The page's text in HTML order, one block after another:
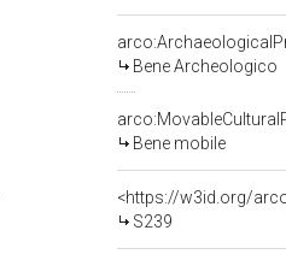
Bene Archeologico
Bene mobile
<https://w3id.org/
S239